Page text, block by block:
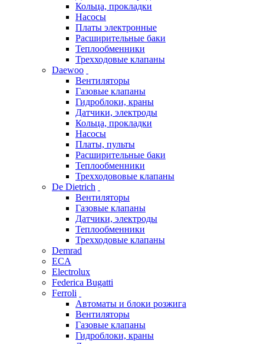
Кольца, прокладки
Насосы
Платы электронные
Расширительные баки
Теплообменники
Трехходовые клапаны
Daewoo
Вентиляторы
Газовые клапаны
Гидроблоки, краны
Датчики, электроды
Кольца, прокладки
Насосы
Платы, пульты
Расширительные баки
Теплообменники
Трехходововые клапаны
De Dietrich
Вентиляторы
Газовые клапаны
Датчики, электроды
Теплообменники
Трехходовые клапаны
Demrad
ECA
Electrolux
Federica Bugatti
Ferroli
Автоматы и блоки розжига
Вентиляторы
Газовые клапаны
Гидроблоки, краны